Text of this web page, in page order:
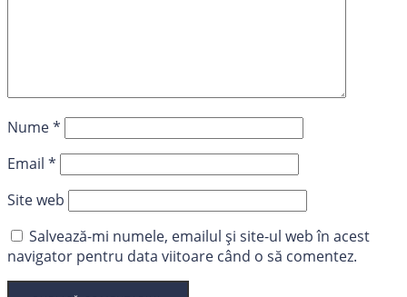
Nume*
Email *
Site web
Salvează-mi numele, emailul și site-ul web în acest
navigator pentru data viitoare când o să comentez.